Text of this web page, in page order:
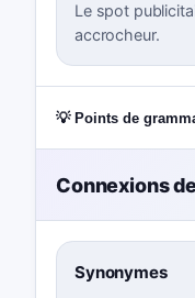
Le spot
accrocheur.
💡 Points de
Connexions
Synonymes